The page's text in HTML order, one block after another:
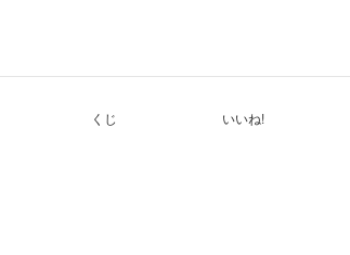
くじ いいね!